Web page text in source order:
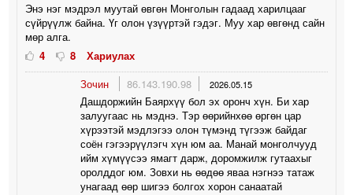
Энэ нэг мэдрэл муутай өвгөн Монголын гадаад харилцааг
сүйрүүлж байна. Үг олон үзүүртэй гэдэг. Муу хар өвгөнд сайн
мөр алга.
4
8
Хариулах
Зочин
86.143.190.98 2026.05.15
Дашдоржийн Баярхүү бол эх оронч хүн. Би хар
залуугаас нь мэднэ. Тэр өөрийнхөө өргөн цар
хүрээтэй мэдлэгээ олон түмэнд түгээж байдаг
соён гэгээрүүлэгч хүн юм аа. Манай монголчууд
ийм хүмүүсээ ямагт дарж, доромжилж гутаахыг
оролддог юм. Зовхи нь өөдөө яваа нэгнээ татаж
унагаад өөр шигээ болгох хорон санаатай